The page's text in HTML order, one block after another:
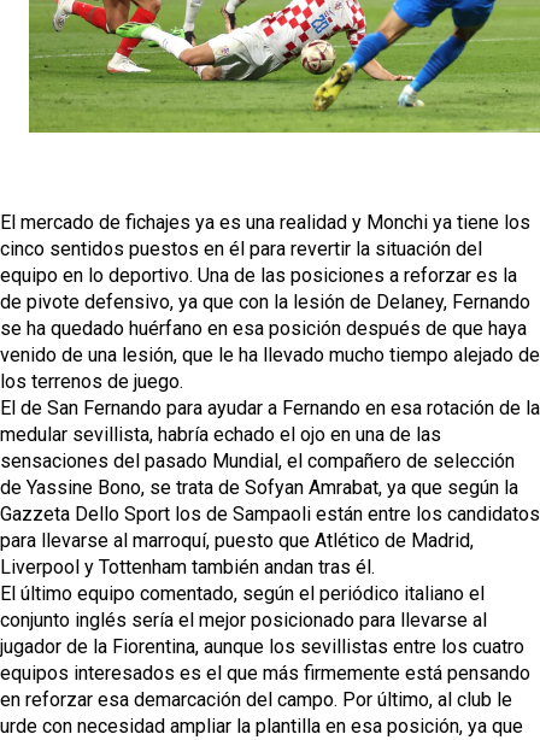
Alberto Flores, muy cerca de convertirse en nuevo
jugador del Granada CF
El Granada negocia con el Sevilla FC por Alberto
Flores
El Sevilla mueve ficha por Robbie Ure: la opción 'A'
para el ataque nervionense
El mercado de fichajes ya es una realidad y Monchi ya tiene los
cinco sentidos puestos en él para revertir la situación del
equipo en lo deportivo. Una de las posiciones a reforzar es la
de pivote defensivo, ya que con la lesión de Delaney, Fernando
se ha quedado huérfano en esa posición después de que haya
venido de una lesión, que le ha llevado mucho tiempo alejado de
los terrenos de juego.
El de San Fernando para ayudar a Fernando en esa rotación de la
medular sevillista, habría echado el ojo en una de las
sensaciones del pasado Mundial, el compañero de selección
de Yassine Bono, se trata de Sofyan Amrabat, ya que según la
Gazzeta Dello Sport los de Sampaoli están entre los candidatos
para llevarse al marroquí, puesto que Atlético de Madrid,
Liverpool y Tottenham también andan tras él.
El último equipo comentado, según el periódico italiano el
conjunto inglés sería el mejor posicionado para llevarse al
jugador de la Fiorentina, aunque los sevillistas entre los cuatro
equipos interesados es el que más firmemente está pensando
en reforzar esa demarcación del campo. Por último, al club le
urde con necesidad ampliar la plantilla en esa posición, ya que